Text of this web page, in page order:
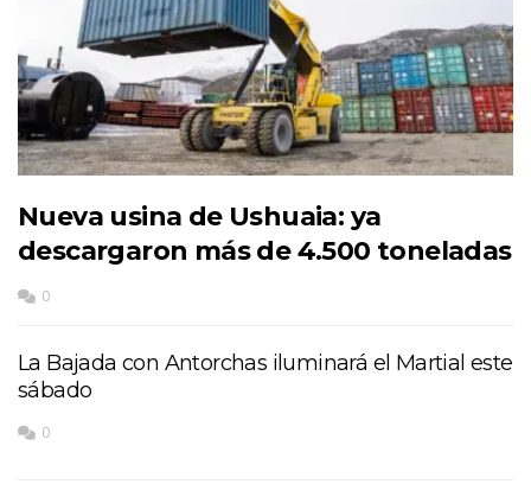
Nueva usina de Ushuaia: ya
descargaron más de 4.500 toneladas
0
La Bajada con Antorchas iluminará el Martial este
sábado
0